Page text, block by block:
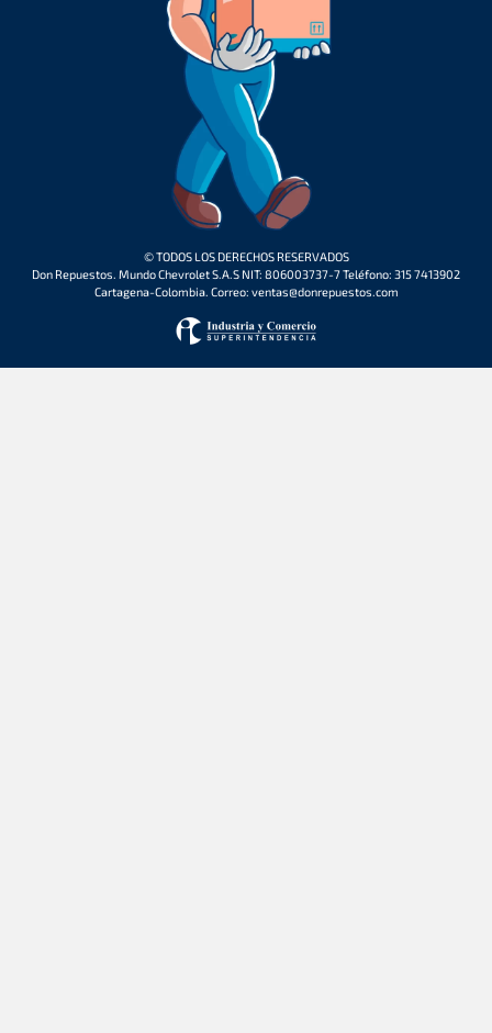
© TODOS LOS DERECHOS RESERVADOS
Don Repuestos. Mundo Chevrolet S.A.S NIT: 806003737-7 Teléfono: 315 7413902
Cartagena-Colombia. Correo: ventas@donrepuestos.com